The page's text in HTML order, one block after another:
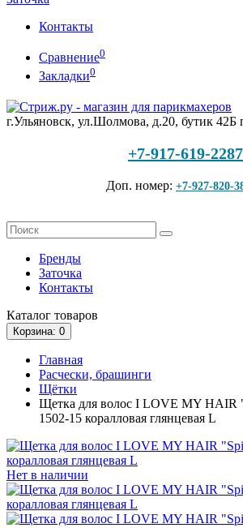
Контакты
Сравнение0
Закладки0
г.Ульяновск, ул.Шолмова, д.20, бутик 42Б
+7-917-619-2287
Доп. номер: +7-927-820-
Бренды
Заточка
Контакты
Каталог товаров
Корзина: 0
Главная
Расчески, брашинги
Щётки
Щетка для волос I LOVE MY HAIR
1502-15 коралловая глянцевая L
Нет в наличии